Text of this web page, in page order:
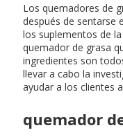
Los quemadores de
después de sentarse
los suplementos de
quemador de grasa
ingredientes son
llevar a cabo la
ayudar a los clientes
quemador